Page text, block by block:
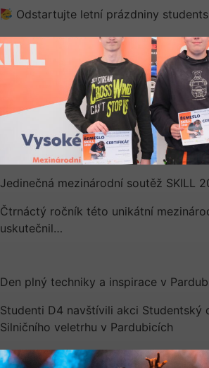
Odstartujte letní prázdniny
Jedinečná mezinárodní soutěž SKILL
Čtrnáctý ročník této unikátní
uskutečnil…
Den plný techniky a inspirace v
Studenti D4 navštívili akci Studentský
Silničního veletrhu v Pardubicích